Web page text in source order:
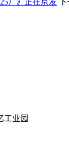
）》正在京发 下
工业园